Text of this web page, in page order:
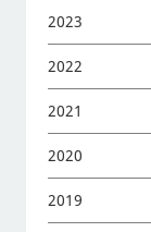
2023
2022
2021
2020
2019